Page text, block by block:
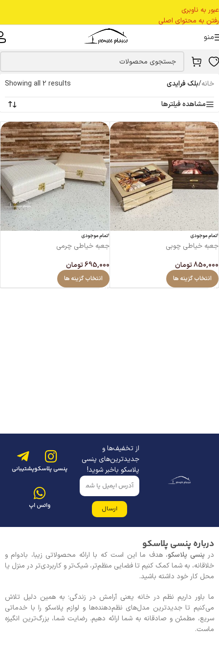
عبور به ناوبری
رفتن به محتوای اصلی
منو
خانه/بلک فرایدی
Showing all 2 results
مشاهده فیلترها
اتمام موجودی
جعبه خیاطی چوبی
850,000تومان
انتخاب گزینه ها
اتمام موجودی
جعبه خیاطی چرمی
695,000تومان
انتخاب گزینه ها
از تخفیف‌ها و
جدیدترین‌های پنسی
پلاسکو باخبر شوید!
ارسال
پنسی پلاسکوپشتیبانی
واتس اپ
درباره پنسی پلاسکو
در پنسی پلاسکو، هدف ما این است که با ارائه محصولاتی زیبا، بادوام و
خلاقانه، به شما کمک کنیم تا فضایی منظم‌تر، شیک‌تر و کاربردی‌تر در منزل یا
محل کار خود داشته باشید.
ما باور داریم نظم در خانه یعنی آرامش در زندگی؛ به همین دلیل تلاش
می‌کنیم تا جدیدترین مدل‌های نظم‌دهنده‌ها و لوازم پلاسکو را با خدماتی
سریع، مطمئن و صادقانه به شما ارائه دهیم. رضایت شما، بزرگ‌ترین انگیزه
ماست.